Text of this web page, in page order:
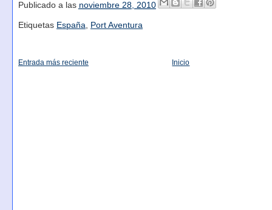
Publicado a las noviembre 28, 2010
Etiquetas España, Port Aventura
Entrada más reciente Inicio